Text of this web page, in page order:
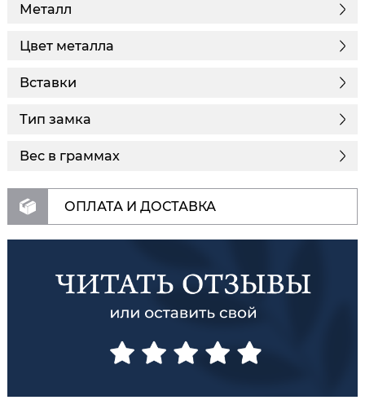
Металл
Цвет металла
Вставки
Тип замка
Вес в граммах
ОПЛАТА И ДОСТАВКА